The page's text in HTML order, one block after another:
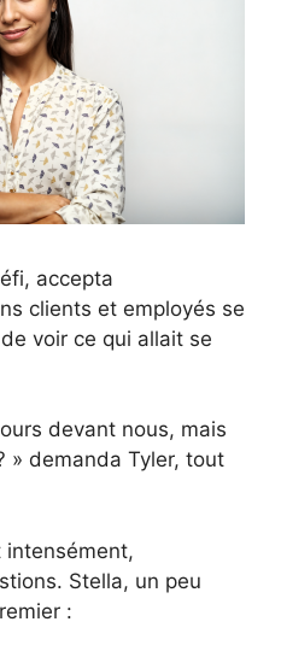
accepta
clients et employés se
voir ce qui allait se
devant nous, mais
» demanda Tyler, tout
Stella, un peu
: